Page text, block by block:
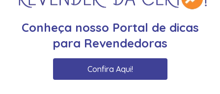
Conheça nosso Portal de dicas
para Revendedoras
Confira Aqui!